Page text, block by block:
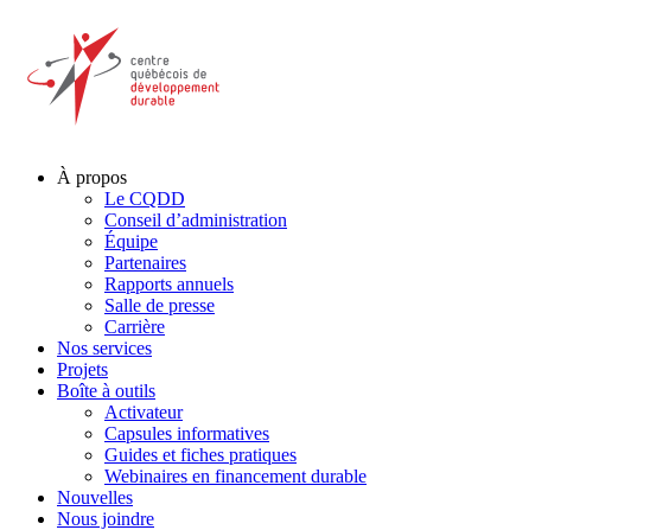
À propos
Le CQDD
Conseil d’administration
Équipe
Partenaires
Rapports annuels
Salle de presse
Carrière
Nos services
Projets
Boîte à outils
Activateur
Capsules informatives
Guides et fiches pratiques
Webinaires en financement durable
Nouvelles
Nous joindre